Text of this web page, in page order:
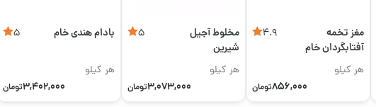
مغز تخمه
آفتابگردان خام
4.9
هر کیلو
856,000تومان
مخلوط آجیل
شیرین
5
هر کیلو
3,073,000تومان
بادام هندی خام 5
هر کیلو
3,402,000تومان